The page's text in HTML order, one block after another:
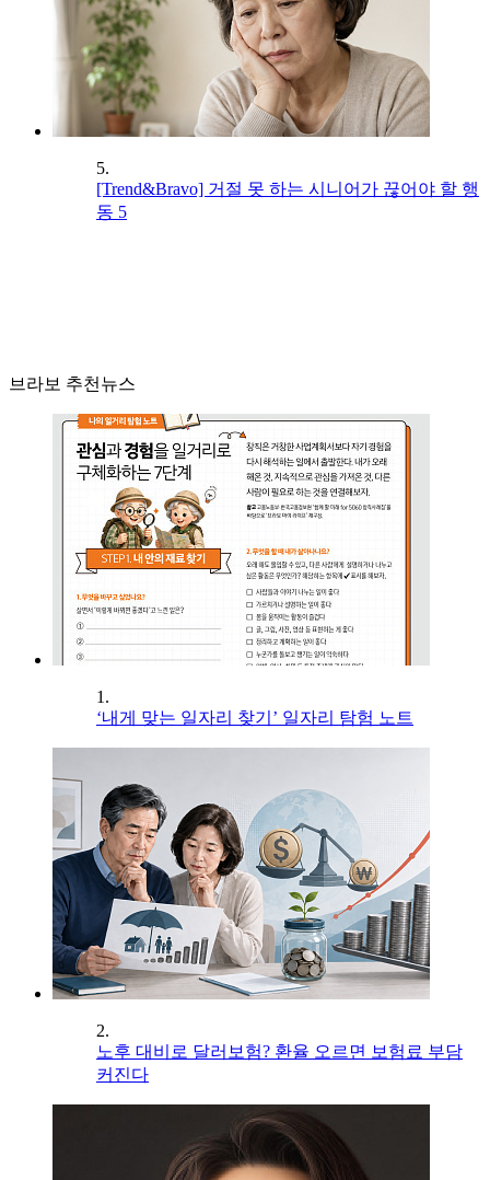
5.
[Trend&Bravo] 거절 못 하는 시니어가 끊어야 할 행
동 5
브라보 추천뉴스
1.
‘내게 맞는 일자리 찾기’ 일자리 탐험 노트
2.
노후 대비로 달러보험? 환율 오르면 보험료 부담
커진다